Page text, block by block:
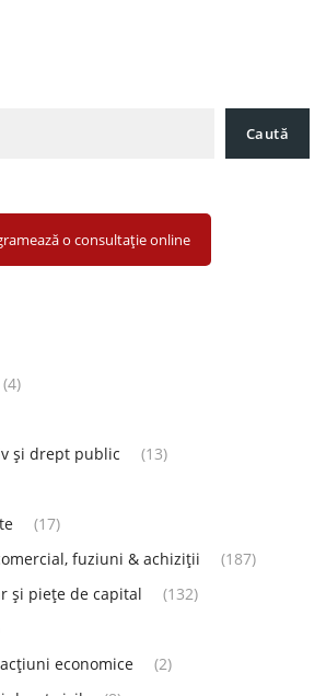
Caută
o consultație online
(4)
și drept public
(13)
(17)
fuziuni & achiziții
(187)
și piețe de capital
(132)
economice
(2)